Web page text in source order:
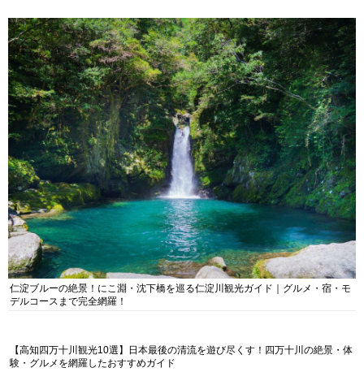
仁淀ブルーの絶景！にこ淵・沈下橋を巡る仁淀川観光ガイド｜グルメ・宿・モ
デルコースまで完全網羅！
【高知四万十川観光10選】日本最後の清流を遊び尽くす！四万十川の絶景・体
験・グルメを網羅したおすすめガイド